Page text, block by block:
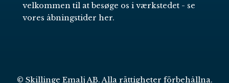
velkommen til at besøge os i værkstedet - se
vores åbningstider her.
© Skillinge Emalj AB. Alla rättigheter förbehållna.